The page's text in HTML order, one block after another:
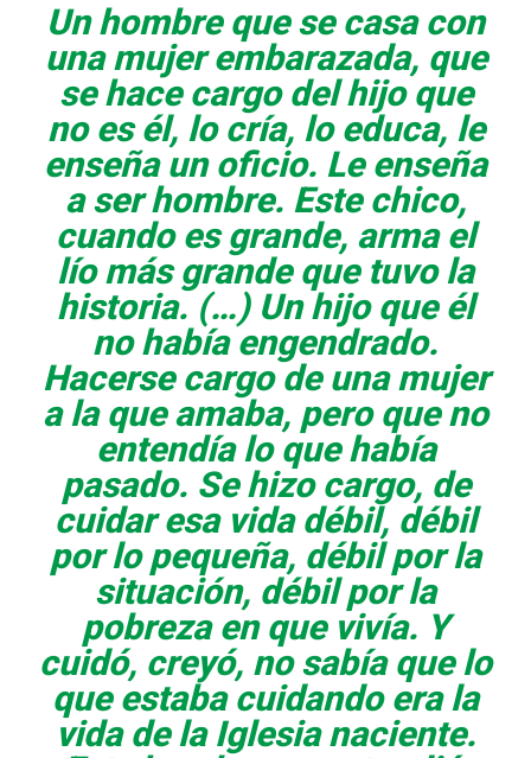
Un hombre que se casa con
una mujer embarazada, que
se hace cargo del hijo que
no es él, lo cría, lo educa, le
enseña un oficio. Le enseña
a ser hombre. Este chico,
cuando es grande, arma el
lío más grande que tuvo la
historia. (…) Un hijo que él
no había engendrado.
Hacerse cargo de una mujer
a la que amaba, pero que no
entendía lo que había
pasado. Se hizo cargo, de
cuidar esa vida débil, débil
por lo pequeña, débil por la
situación, débil por la
pobreza en que vivía. Y
cuidó, creyó, no sabía que lo
que estaba cuidando era la
vida de la Iglesia naciente.